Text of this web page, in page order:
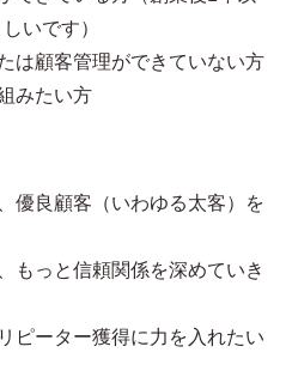
いです）
は顧客管理ができていない方
みたい方
優良顧客（いわゆる太客）を
もっと信頼関係を深めていき
ピーター獲得に力を入れたい